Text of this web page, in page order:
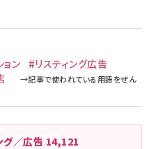
ョン
#リスティング広告
グ／広告 14,121